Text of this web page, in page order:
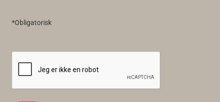
*Obligatorisk